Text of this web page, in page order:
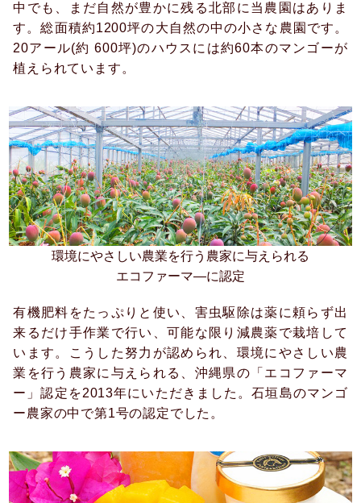
中でも、まだ自然が豊かに残る北部に当農園はありま
す。総面積約1200坪の大自然の中の小さな農園です。
20アール(約 600坪)のハウスには約60本のマンゴーが
植えられています。
環境にやさしい農業を行う農家に与えられる
エコファーマ―に認定
有機肥料をたっぷりと使い、害虫駆除は薬に頼らず出
来るだけ手作業で行い、可能な限り減農薬で栽培して
います。こうした努力が認められ、環境にやさしい農
業を行う農家に与えられる、沖縄県の「エコファーマ
ー」認定を2013年にいただきました。石垣島のマンゴ
ー農家の中で第1号の認定でした。